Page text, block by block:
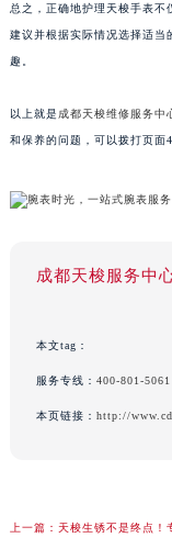
总之，正确地护理天梭手表
建议并根据实际情况选择适当
趣。
以上就是 成都天梭维修服务中
和保养的问题，可以拨打页面
成都天梭服务中
本文tag：
服务专线： 400-801-5061
本页链接： http://
上一篇： 天梭生锈不是终点！